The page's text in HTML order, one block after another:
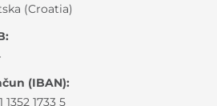
(Croatia)
(IBAN):
1733 5